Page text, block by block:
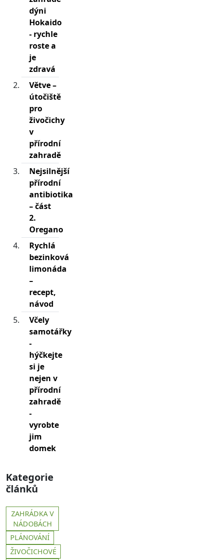
dýni
Hokaido
- rychle
roste a
je
zdravá
Větve –
útočiště
pro
živočichy
v
přírodní
zahradě
Nejsilnější
přírodní
antibiotika
– část
2.
Oregano
Rychlá
bezinková
limonáda
–
recept,
návod
Včely
samotářky
-
hýčkejte
si je
nejen v
přírodní
zahradě
-
vyrobte
jim
domek
Kategorie
článků
ZAHRÁDKA V
NÁDOBÁCH
PLÁNOVÁNÍ
ŽIVOČICHOVÉ